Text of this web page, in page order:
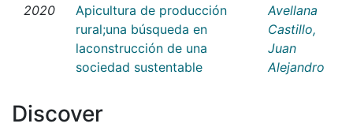
2020
Apicultura de producción
rural;una búsqueda en
laconstrucción de una
sociedad sustentable
Avellana
Castillo,
Juan
Alejandro
Discover